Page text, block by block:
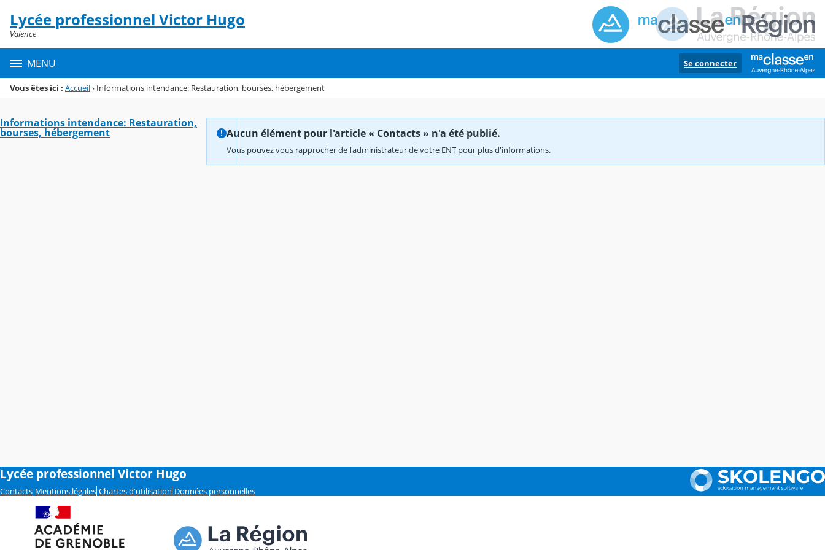
Menu de la rubrique
Contenu
Lycée professionnel Victor Hugo
Valence
MENU Se connecter
Vous êtes ici : Accueil› Informations intendance: Restauration, bourses, hébergement
Informations intendance: Restauration,
bourses, hébergement Aucun élément pour l'article « Contacts » n'a été publié.
Vous pouvez vous rapprocher de l'administrateur de votre ENT pour plus d'informations.
Lycée professionnel Victor Hugo
Contacts Mentions légales Chartes d'utilisation Données personnelles